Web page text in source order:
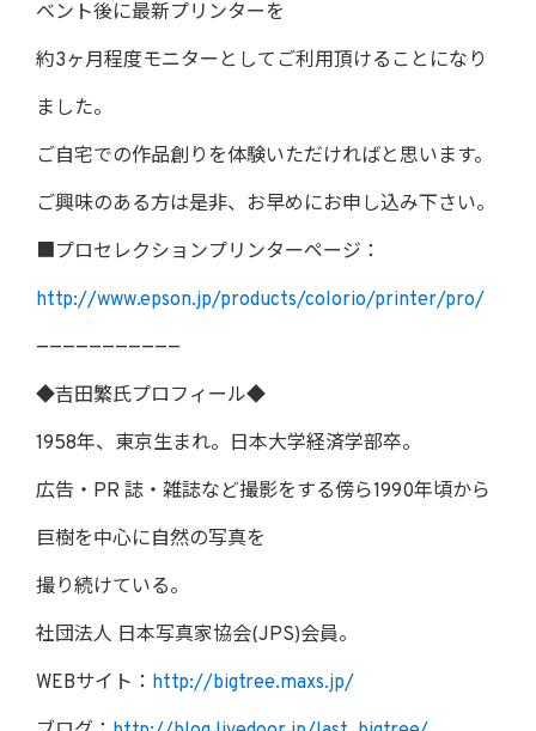
ベント後に最新プリンターを
約3ヶ月程度モニターとしてご利用頂けることになり
ました。
ご自宅での作品創りを体験いただければと思います。
ご興味のある方は是非、お早めにお申し込み下さい。
■プロセレクションプリンターページ：
http://www.epson.jp/products/colorio/printer/pro/
———————————
◆吉田繁氏プロフィール◆
1958年、東京生まれ。日本大学経済学部卒。
広告・PR 誌・雑誌など撮影をする傍ら1990年頃から
巨樹を中心に自然の写真を
撮り続けている。
社団法人 日本写真家協会(JPS)会員。
WEBサイト： http://bigtree.maxs.jp/